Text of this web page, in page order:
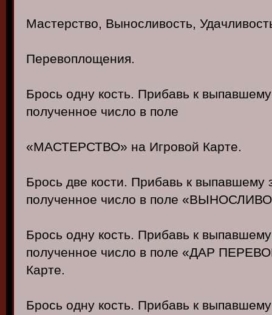
Мастерство, Выносливость,
Перевоплощения.
Брось одну кость. Прибавь к
полученное число в поле
«МАСТЕРСТВО» на Игровой Карте.
Брось две кости. Прибавь к
полученное число в поле
Брось одну кость. Прибавь к
полученное число в поле «ДАР
Карте.
Брось одну кость. Прибавь к